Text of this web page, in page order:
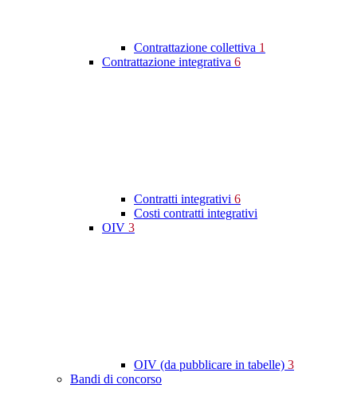
Contrattazione collettiva 1
Contrattazione integrativa 6
Contratti integrativi 6
Costi contratti integrativi
OIV 3
OIV (da pubblicare in tabelle) 3
Bandi di concorso